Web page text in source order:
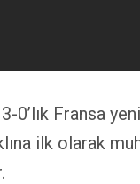
Fransa
ilk olarak